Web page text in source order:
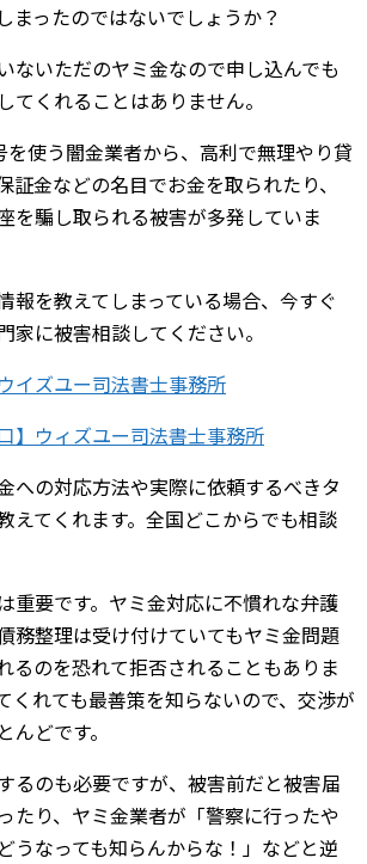
まったのではないでしょうか？
ないただのヤミ金なので申し込んでも
てくれることはありません。
使う闇金業者から、高利で無理やり貸
証金などの名目でお金を取られたり、
を騙し取られる被害が多発していま
報を教えてしまっている場合、今すぐ
家に被害相談してください。
イズユー司法書士事務所
】ウィズユー司法書士事務所
への対応方法や実際に依頼するべきタ
えてくれます。全国どこからでも相談
重要です。ヤミ金対応に不慣れな弁護
務整理は受け付けていてもヤミ金問題
るのを恐れて拒否されることもありま
くれても最善策を知らないので、交渉が
どです。
るのも必要ですが、被害前だと被害届
たり、ヤミ金業者が「警察に行ったや
うなっても知らんからな！」などと逆